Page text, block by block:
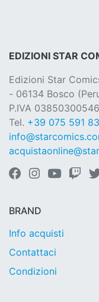
EDIZIONI STAR
Edizioni Star
- 06134 Bosco
P.IVA 03850300546
Tel. +39 075 591
BRAND
Info acquisti
Contattaci
Condizioni